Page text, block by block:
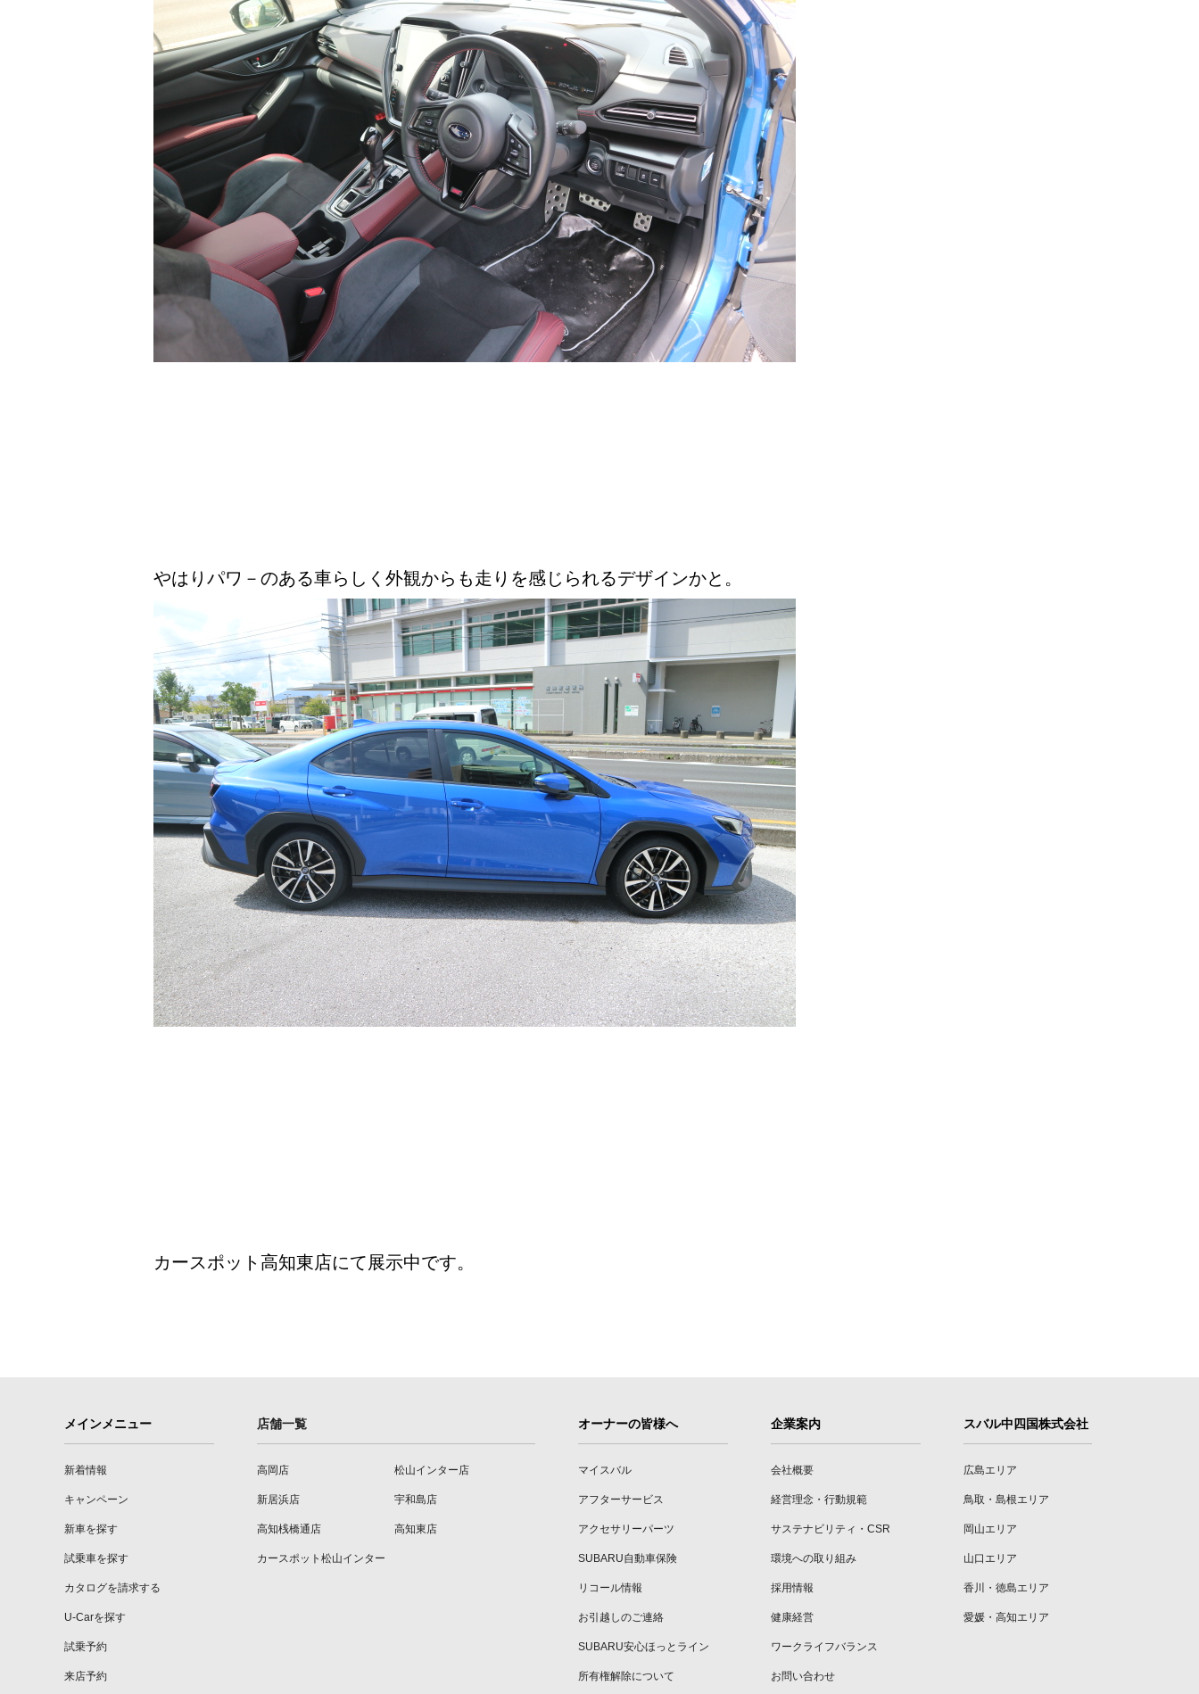
やはりパワ－のある車らしく外観からも走りを感じられるデザインかと。
カースポット高知東店にて展示中です。
メインメニュー
新着情報
キャンペーン
新車を探す
試乗車を探す
カタログを請求する
U-Carを探す
試乗予約
来店予約
店舗一覧
高岡店 松山インター店
新居浜店 宇和島店
高知桟橋通店 高知東店
カースポット松山インター
オーナーの皆様へ
マイスバル
アフターサービス
アクセサリーパーツ
SUBARU自動車保険
リコール情報
お引越しのご連絡
SUBARU安心ほっとライン
所有権解除について
企業案内
会社概要
経営理念・行動規範
サステナビリティ・CSR
環境への取り組み
採用情報
健康経営
ワークライフバランス
お問い合わせ
スバル中四国株式会社
広島エリア
鳥取・島根エリア
岡山エリア
山口エリア
香川・徳島エリア
愛媛・高知エリア